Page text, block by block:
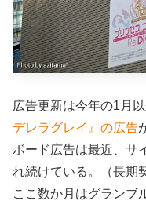
広告更新は今年の1月
デレラグレイ』の広告
ボード広告は最近、サ
れ続けている。（長期
ここ数か月はグランブ